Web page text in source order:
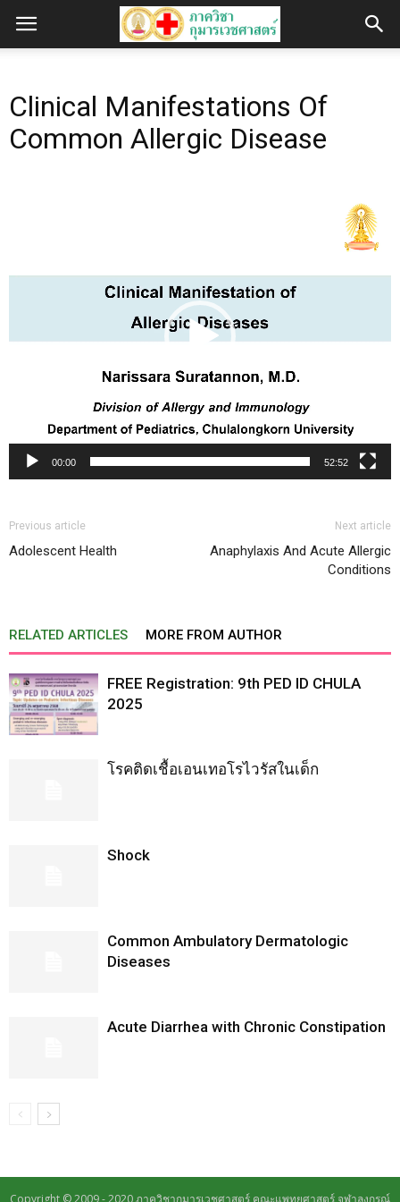
Clinical Manifestations Of
Common Allergic Disease
00:00 52:52
Previous article
Adolescent Health
Next article
Anaphylaxis And Acute Allergic
Conditions
RELATED ARTICLES MORE FROM AUTHOR
FREE Registration: 9th PED ID CHULA
2025
โรคติดเชื้อเอนเทอโรไวรัสในเด็ก
Shock
Common Ambulatory Dermatologic
Diseases
Acute Diarrhea with Chronic Constipation
Copyright © 2009 - 2020 ภาควิชากุมารเวชศาสตร์ คณะแพทยศาสตร์ จุฬาลงกรณ์